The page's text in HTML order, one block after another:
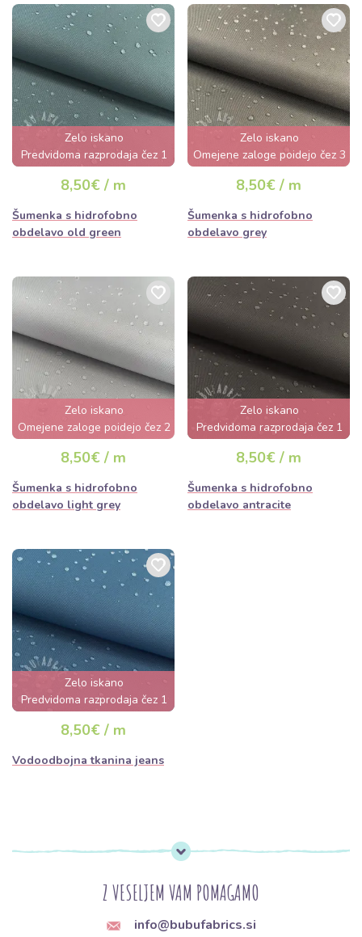
Zelo iskano
Predvidoma razprodaja čez 1
dan
8,50€ / m
Šumenka s hidrofobno
obdelavo old green
Zelo iskano
Omejene zaloge poidejo čez 3
dni
8,50€ / m
Šumenka s hidrofobno
obdelavo grey
Zelo iskano
Omejene zaloge poidejo čez 2
dni
8,50€ / m
Šumenka s hidrofobno
obdelavo light grey
Zelo iskano
Predvidoma razprodaja čez 1
dan
8,50€ / m
Šumenka s hidrofobno
obdelavo antracite
Zelo iskano
Predvidoma razprodaja čez 1
dan
8,50€ / m
Vodoodbojna tkanina jeans
Z VESELJEM VAM POMAGAMO
info@bubufabrics.si